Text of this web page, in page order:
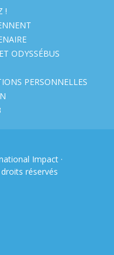
!
ODYSSÉBUS
PERSONNELLES
Impact ·
réservés